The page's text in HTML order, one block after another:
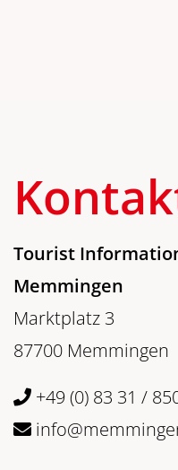
Tourist
Memmingen
Marktplatz 3
87700 Memmingen
+49 (0) 83 31 /